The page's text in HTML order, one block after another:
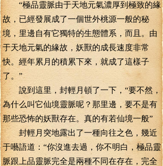
“極品靈脈由于天地元氣濃厚到極致的緣
故，已經發展成了一個世外桃源一般的秘
境，里邊自有它獨特的生態體系，而且。由
于天地元氣的緣故，妖獸的成長速度非常
快。經年累月的積累下來，就成了這樣子
了。”
說到這里，封輕月頓了一下，“要不然，
為什么叫它仙境靈脈呢？那里邊，要不是有
那些恐怖的妖獸存在。真的有若仙境一般”
封輕月突地露出了一種向往之色，幾近
于囈語道：“你沒進去過，你不明白，極品靈
脈跟上品靈脈完全是兩種不同在存在，完全